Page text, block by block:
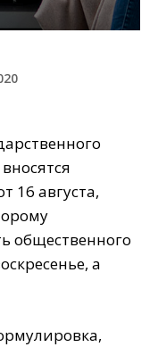
16 августа,
общественного
а